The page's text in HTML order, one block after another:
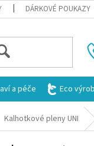
DÁRKOVÉ POUKAZY
a péče Eco
Kalhotkové pleny UNI